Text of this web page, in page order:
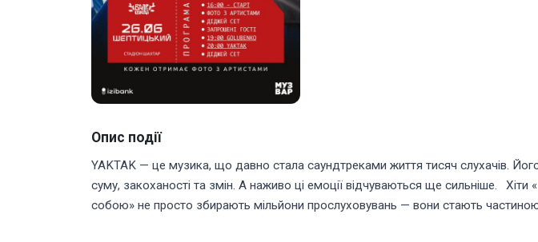
Опис події
YAKTAK — це музика, що давно стала саундтреками життя тисяч слухачів.
суму, закоханості та змін. А наживо ці емоції відчуваються ще
собою» не просто збирають мільйони прослуховувань — вони стають частиною